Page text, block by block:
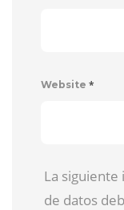
Website *
La
de datos